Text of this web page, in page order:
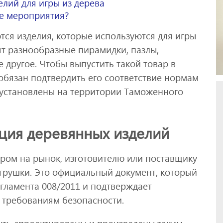
для игры из дерева
мероприятия?
изделия, которые используются для игры
разнообразные пирамидки, пазлы,
Чтобы выпустить такой товар в
подтвердить его соответствие нормам
на территории Таможенного
деревянных изделий
на рынок, изготовителю или поставщику
Это официальный документ, который
008/2011 и подтверждает
безопасности.